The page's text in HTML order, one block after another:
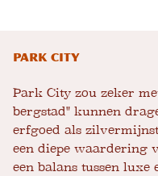
Park City
Park City zou zeker
bergstad" kunnen
erfgoed als
een diepe waardering
een balans tussen luxe